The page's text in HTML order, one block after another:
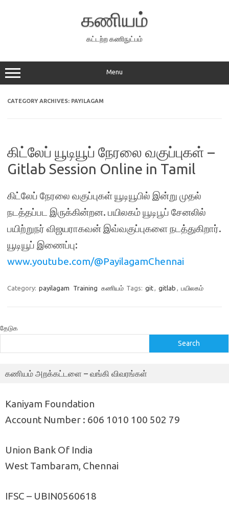
கணியம்
கட்டற்ற கணிநுட்பம்
Menu
CATEGORY ARCHIVES: PAYILAGAM
கிட்லேப் யூடியூப் நேரலை வகுப்புகள் –
Gitlab Session Online in Tamil
கிட்லேப் நேரலை வகுப்புகள் யூடியூபில் இன்று முதல்
நடத்தப்பட இருக்கின்றன. பயிலகம் யூடிபூப் சேனலில்
பயிற்றுநர் விஜயராகவன் இவ்வகுப்புகளை நடத்துகிறார்.
யூடியூப் இணைப்பு:
www.youtube.com/@PayilagamChennai
Category: payilagam Training கணியம் Tags: git, gitlab , பயிலகம்
தேடுக
Search
கணியம் அறக்கட்டளை – வங்கி விவரங்கள்
Kaniyam Foundation
Account Number : 606 1010 100 502 79
Union Bank Of India
West Tambaram, Chennai
IFSC – UBIN0560618